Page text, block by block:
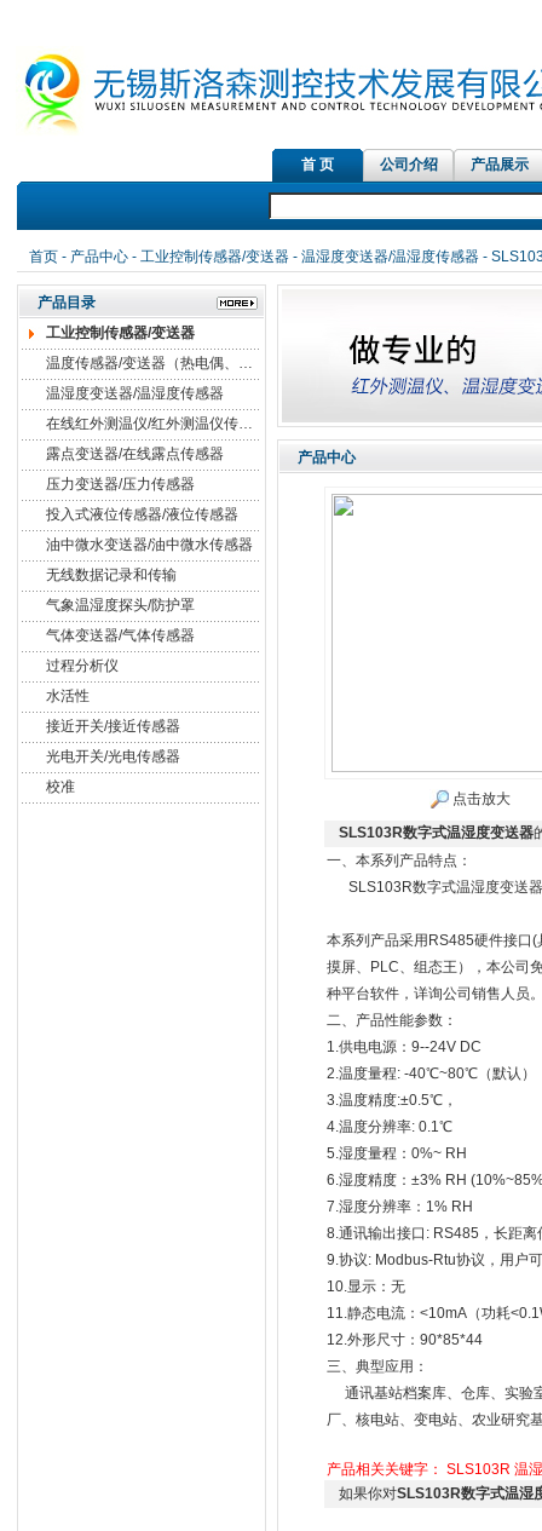
首 页 公司介绍 产品展示
首页- 产品中心- 工业控制传感器/变送器- 温湿度变送器/温湿度传感器-
产品目录
工业控制传感器/变送器
温度传感器/变送器（热电偶、热电阻）
温湿度变送器/温湿度传感器
在线红外测温仪/红外测温仪传感器
露点变送器/在线露点传感器
压力变送器/压力传感器
投入式液位传感器/液位传感器
油中微水变送器/油中微水传感器
无线数据记录和传输
气象温湿度探头/防护罩
气体变送器/气体传感器
过程分析仪
水活性
接近开关/接近传感器
光电开关/光电传感器
校准
产品中心
点击放大
SLS103R数字式温湿度变送器
一、本系列产品特点：
SLS103R数字式温湿度变送器
本系列产品采用RS485硬件接口
摸屏、PLC、组态王），本公司
种平台软件，详询公司销售人员
二、产品性能参数：
1.供电电源：9--24V DC
2.温度量程: -40℃~80℃（默认
3.温度精度:±0.5℃，
4.温度分辨率: 0.1℃
5.湿度量程：0%~ RH
6.湿度精度：±3% RH
7.湿度分辨率：1% RH
8.通讯输出接口: RS485，长距
9.协议: Modbus-Rtu协议，用户
10.显示：无
11.静态电流：<10mA（功耗
12.外形尺寸：90*85*44
三、典型应用：
通讯基站档案库、仓库、实验
厂、核电站、变电站、农业研究
产品相关关键字： SLS103R 温
如果你对SLS103R数字式温湿